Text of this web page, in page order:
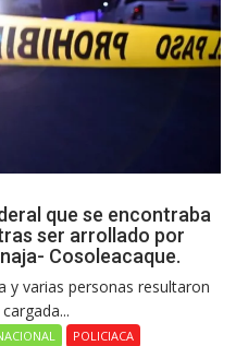
que se encontraba
ser arrollado por
Cosoleacaque.
y varias personas resultaron
POLICIACA